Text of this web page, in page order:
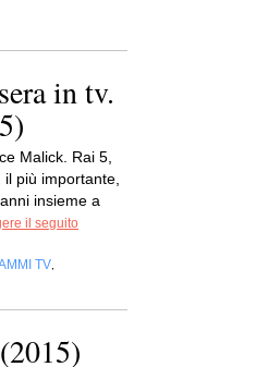
in tv.
Malick. Rai 5,
più importante,
insieme a
il seguito
TV